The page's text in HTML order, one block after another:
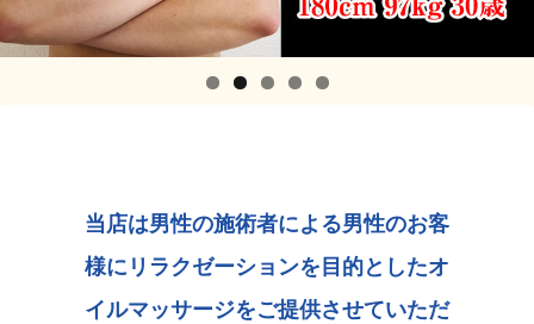
当店は男性の施術者による男性のお客
様にリラクゼーションを目的としたオ
イルマッサージをご提供させていただ